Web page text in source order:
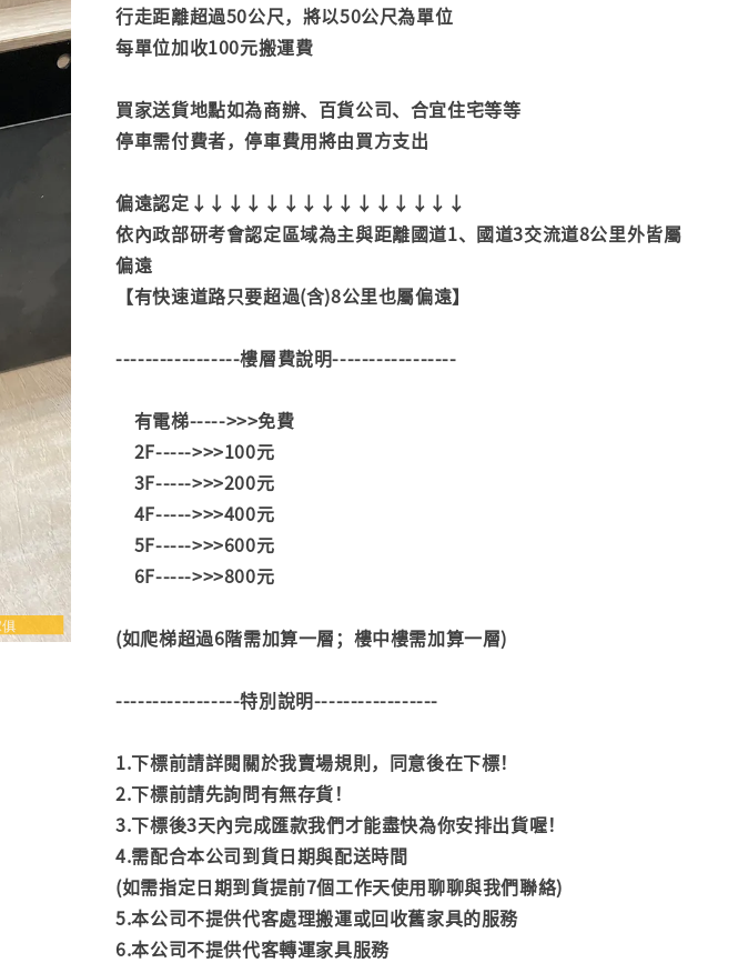
行走距離超過50公尺，將以50公尺為單位
每單位加收100元搬運費
買家送貨地點如為商辦、百貨公司、合宜住宅等等
停車需付費者，停車費用將由買方支出
偏遠認定↓↓↓↓↓↓↓↓↓↓↓↓↓↓↓
依內政部研考會認定區域為主與距離國道1、國道3交流道8公里外皆屬
偏遠
【有快速道路只要超過(含)8公里也屬偏遠】
-----------------樓層費說明-----------------
有電梯----->>>免費
2F----->>>100元
3F----->>>200元
4F----->>>400元
5F----->>>600元
6F----->>>800元
(如爬梯超過6階需加算一層；樓中樓需加算一層)
-----------------特別說明-----------------
1.下標前請詳閱關於我賣場規則，同意後在下標！
2.下標前請先詢問有無存貨！
3.下標後3天內完成匯款我們才能盡快為你安排出貨喔！
4.需配合本公司到貨日期與配送時間
(如需指定日期到貨提前7個工作天使用聊聊與我們聯絡)
5.本公司不提供代客處理搬運或回收舊家具的服務
6.本公司不提供代客轉運家具服務